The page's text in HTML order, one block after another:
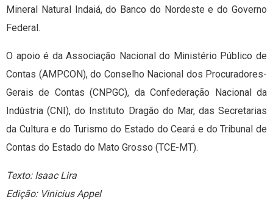
Mineral Natural Indaiá, do Banco do Nordeste e do Governo
Federal.
O apoio é da Associação Nacional do Ministério Público de
Contas (AMPCON), do Conselho Nacional dos Procuradores-
Gerais de Contas (CNPGC), da Confederação Nacional da
Indústria (CNI), do Instituto Dragão do Mar, das Secretarias
da Cultura e do Turismo do Estado do Ceará e do Tribunal de
Contas do Estado do Mato Grosso (TCE-MT).
Texto: Isaac Lira
Edição: Vinicius Appel